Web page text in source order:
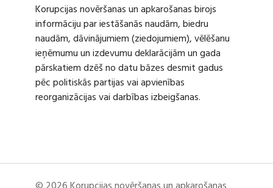
Korupcijas novēršanas un apkarošanas birojs
informāciju par iestāšanās naudām, biedru
naudām, dāvinājumiem (ziedojumiem), vēlēšanu
ieņēmumu un izdevumu deklarācijām un gada
pārskatiem dzēš no datu bāzes desmit gadus
pēc politiskās partijas vai apvienības
reorganizācijas vai darbības izbeigšanas.